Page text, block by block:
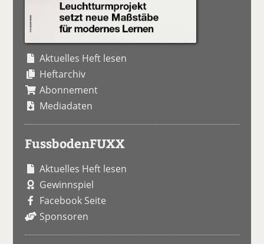
Aktuelles Heft lesen
Heftarchiv
Abonnement
Mediadaten
FussbodenFUXX
Aktuelles Heft lesen
Gewinnspiel
Facebook Seite
Sponsoren